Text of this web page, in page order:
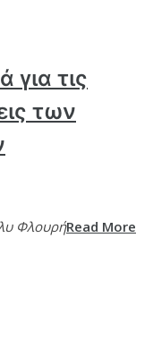
για τις
των
ΦλουρήRead More